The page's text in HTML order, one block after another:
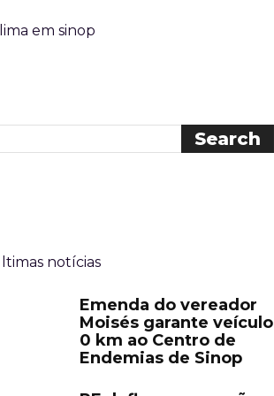
em sinop
notícias
Emenda do vereador
Moisés garante veículo
0 km ao Centro de
Endemias de Sinop